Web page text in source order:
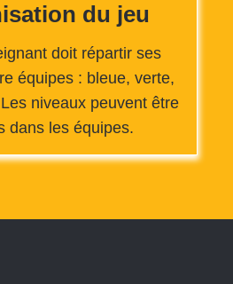
du jeu
doit répartir ses
équipes : bleue, verte,
niveaux peuvent être
dans les équipes.